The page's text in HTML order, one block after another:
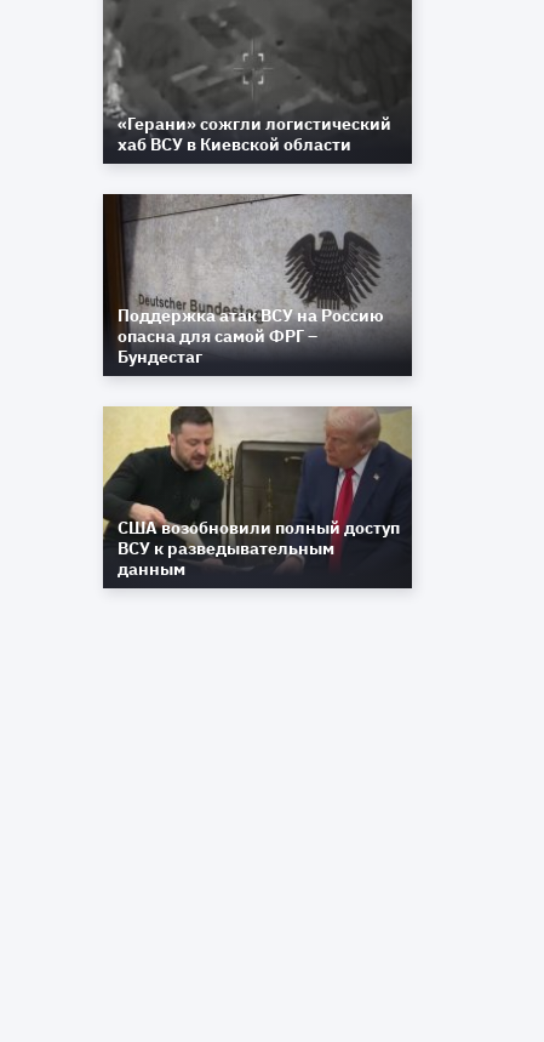
«Герани» сожгли логистический
хаб ВСУ в Киевской области
Поддержка атак ВСУ на Россию
опасна для самой ФРГ –
Бундестаг
США возобновили полный доступ
ВСУ к разведывательным
данным